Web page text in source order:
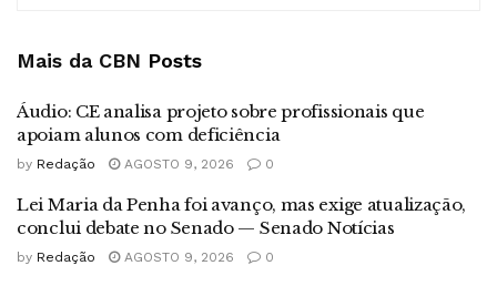
Mais da CBN Posts
Áudio: CE analisa projeto sobre profissionais que
apoiam alunos com deficiência
by Redação AGOSTO 9, 2026 0
Lei Maria da Penha foi avanço, mas exige atualização,
conclui debate no Senado — Senado Notícias
by Redação AGOSTO 9, 2026 0